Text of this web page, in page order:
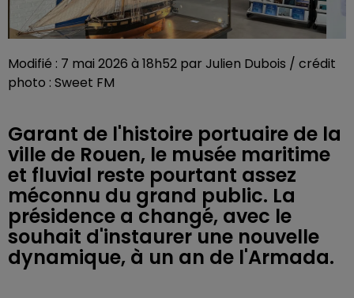
Modifié : 7 mai 2026 à 18h52 par Julien Dubois / crédit
photo : Sweet FM
Garant de l'histoire portuaire de la
ville de Rouen, le musée maritime
et fluvial reste pourtant assez
méconnu du grand public. La
présidence a changé, avec le
souhait d'instaurer une nouvelle
dynamique, à un an de l'Armada.